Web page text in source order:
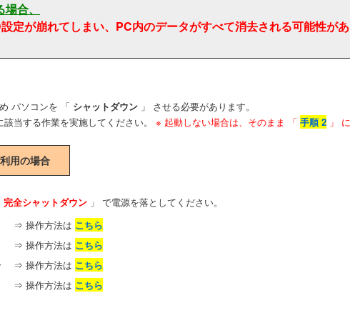
合、
定が崩れてしまい、PC内のデータがすべて消去される可能性があ
パソコンを 「 シャットダウン 」 させる必要があります。
該当する作業を実施してください。 ※ 起動しない場合は、そのまま 「 手順 2 」
用の場合
完全シャットダウン 」 で電源を落としてください。
⇒ 操作方法は こちら
⇒ 操作方法は こちら
⇒ 操作方法は こちら
⇒ 操作方法は こちら